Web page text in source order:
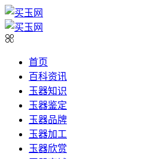
首页
百科资讯
玉器知识
玉器鉴定
玉器品牌
玉器加工
玉器欣赏